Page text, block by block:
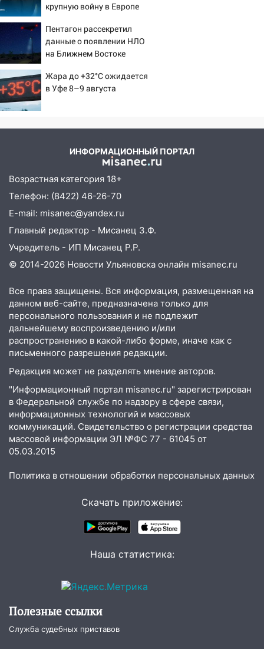
14:04
Жару смоет ливнями: прогноз
погоды в Ульяновской области на
выходные 8-9 августа
13:30
В Ульяновске транспортные
полицейские проведут акцию «Час
пассажира»
13:20
В Димитровграде мужчина
выбросил из машины страйкбольную
гранату: его задержали
12:34
На Ульяновскую область
надвигается сильнейшая непогода: град
и шквал до 27 м/с
12:31 Ульяновец хотел купить иномарку
из Европы и потерял 760 тысяч рублей
12:20 В Чердаклинском районе
столкнулись «Лада» и Chevrolet:
пострадал 14-летний подросток
12:00 Где есть бензин в Ульяновске 7
августа: список АЗС
11:50
Заснул рядом с ребёнком и
приговор
11:38 В Ленинском районе пожар
полностью уничтожил дачный дом и
сарай
ЕГЭ с 2027 года
В Ульяновске ИИ будет выявлять
нарушителей на контейнерных
Валерия Клейменова выиграла два
В Ульяновске открыли памятную
доску декабристу Кондратию Рылееву
10:40 В Ульяновске спасатели ночью
крупную войну в Европе
Пентагон рассекретил
данные о появлении НЛО
на Ближнем Востоке
Жара до +32°C ожидается
в Уфе 8–9 августа
ИНФОРМАЦИОННЫЙ ПОРТАЛ
Возрастная категория 18+
Телефон: (8422) 46-26-70
E-mail: misanec@yandex.ru
Главный редактор - Мисанец З.Ф.
Учредитель - ИП Мисанец Р.Р.
© 2014-2026 Новости Ульяновска онлайн misanec.ru
Все права защищены. Вся информация, размещенная на
данном веб-сайте, предназначена только для
персонального пользования и не подлежит
дальнейшему воспроизведению и/или
распространению в какой-либо форме, иначе как с
письменного разрешения редакции.
Редакция может не разделять мнение авторов.
"Информационный портал misanec.ru" зарегистрирован
в Федеральной службе по надзору в сфере связи,
информационных технологий и массовых
коммуникаций. Свидетельство о регистрации средства
массовой информации ЭЛ №ФС 77 - 61045 от
05.03.2015
Политика в отношении обработки персональных данных
Скачать приложение:
Наша статистика:
Полезные ссылки
Служба судебных приставов